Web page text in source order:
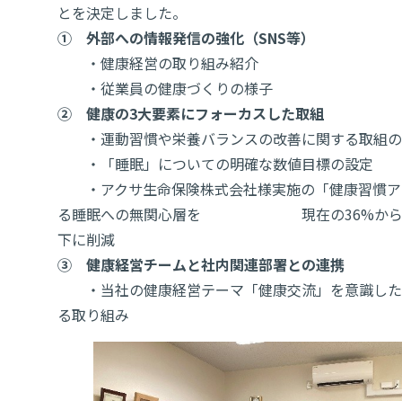
とを決定しました。
① 外部への情報発信の強化（SNS等）
・健康経営の取り組み紹介
・従業員の健康づくりの様子
② 健康の3大要素にフォーカスした取組
・運動習慣や栄養バランスの改善に関する取組
・「睡眠」についての明確な数値目標の設定
・アクサ生命保険株式会社様実施の「健康習慣
る睡眠への無関心層を 現在の36%から全
下に削減
③ 健康経営チームと社内関連部署との連携
・当社の健康経営テーマ「健康交流」を意識し
る取り組み